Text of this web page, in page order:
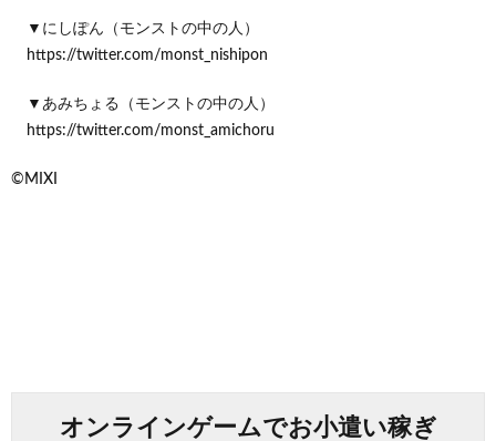
▼にしぽん（モンストの中の人）
https://twitter.com/monst_nishipon
▼あみちょる（モンストの中の人）
https://twitter.com/monst_amichoru
©MIXI
オンラインゲームでお小遣い稼ぎ